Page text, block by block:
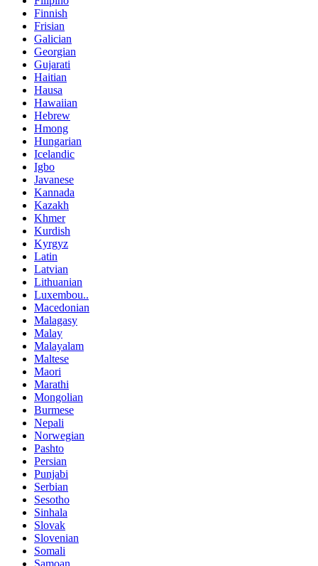
Finnish
Frisian
Galician
Georgian
Gujarati
Haitian
Hausa
Hawaiian
Hebrew
Hmong
Hungarian
Icelandic
Igbo
Javanese
Kannada
Kazakh
Khmer
Kurdish
Kyrgyz
Latin
Latvian
Lithuanian
Luxembou..
Macedonian
Malagasy
Malay
Malayalam
Maltese
Maori
Marathi
Mongolian
Burmese
Nepali
Norwegian
Pashto
Persian
Punjabi
Serbian
Sesotho
Sinhala
Slovak
Slovenian
Somali